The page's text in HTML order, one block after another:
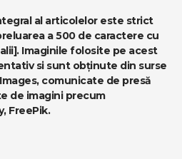
al articolelor este strict
a 500 de caractere cu
. Imaginile folosite pe acest
si sunt obținute din surse
comunicate de presă
de imagini precum
, FreePik.